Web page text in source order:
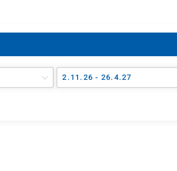
2.11.26 - 26.4.27